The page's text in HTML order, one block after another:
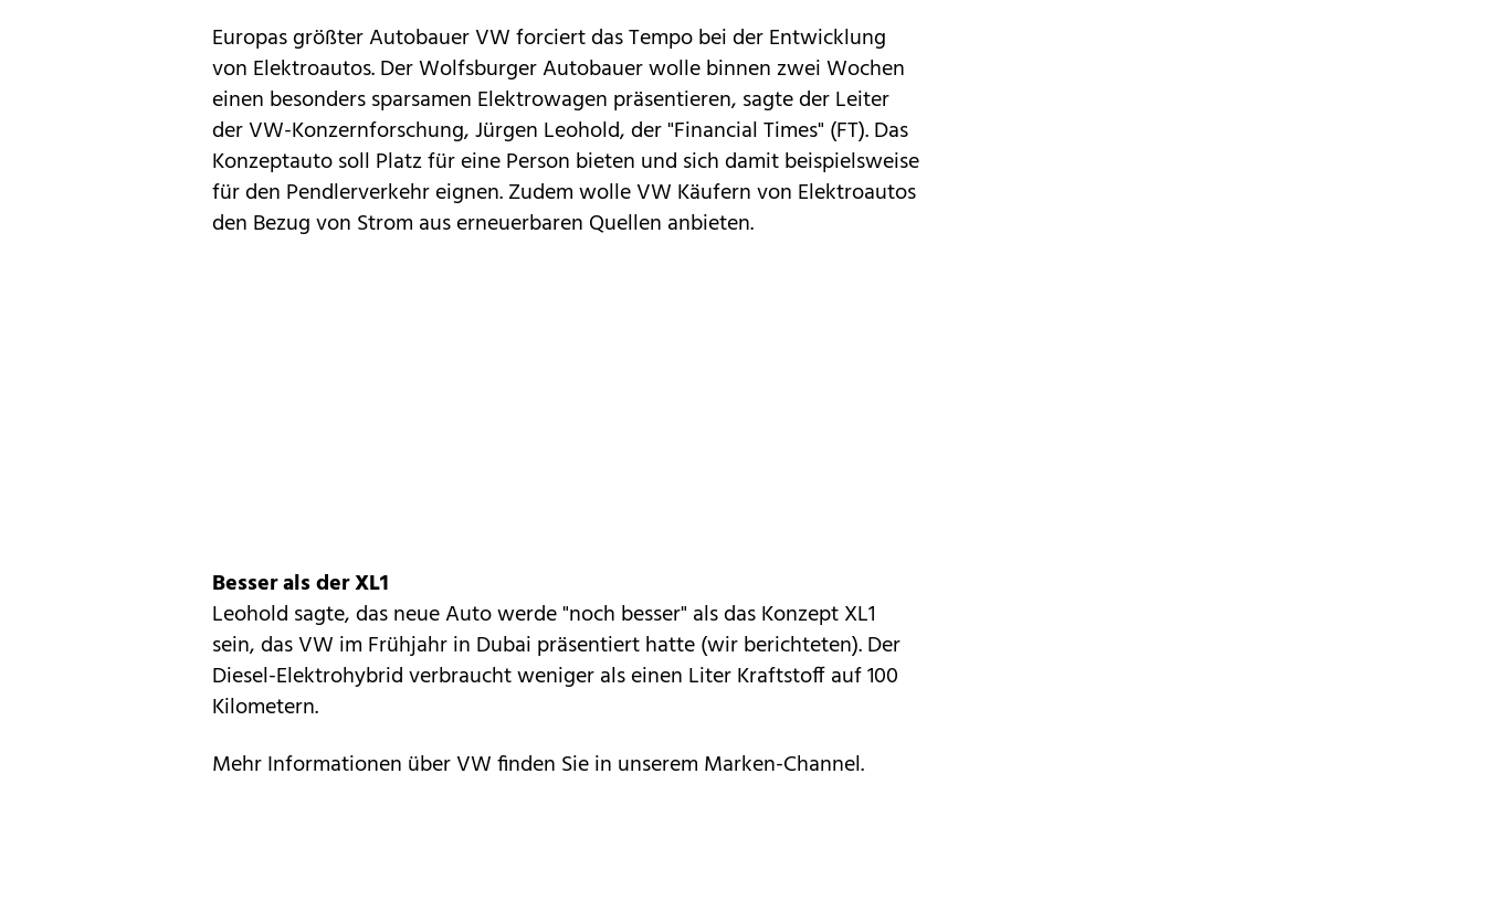
Europas größter AutobauerVWforciert das Tempo bei der Entwicklung
von Elektroautos. Der Wolfsburger Autobauer wolle binnen zwei Wochen
einen besonders sparsamen Elektrowagen präsentieren, sagte der Leiter
der VW-Konzernforschung, Jürgen Leohold, der "Financial Times" (FT). Das
Konzeptauto soll Platz für eine Person bieten und sich damit beispielsweise
für den Pendlerverkehr eignen. Zudem wolle VW Käufern von Elektroautos
den Bezug von Strom aus erneuerbaren Quellen anbieten.
Besser als der XL1
Leohold sagte, das neue Auto werde "noch besser" als das KonzeptXL1
sein, das VW im Frühjahr in Dubai präsentiert hatte (wir berichteten). Der
Diesel-Elektrohybrid verbraucht weniger als einen Liter Kraftstoff auf 100
Kilometern.
Mehr Informationen über VW finden Sie in unserem Marken-Channel.